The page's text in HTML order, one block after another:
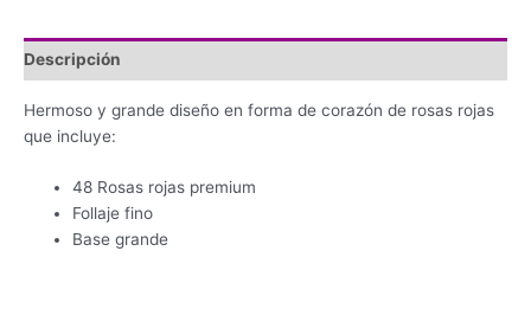
Descripción
Hermoso y grande diseño en forma de corazón de rosas rojas
que incluye:
48 Rosas rojas premium
Follaje fino
Base grande